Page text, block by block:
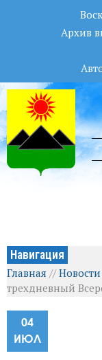
Архив
Навигация
Главная //Новости
трехдневный
04
ИЮЛ